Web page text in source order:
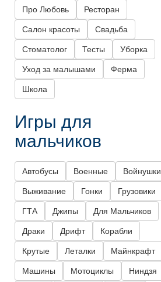
Про Любовь Ресторан
Салон красоты Свадьба
Стоматолог Тесты Уборка
Уход за малышами Ферма
Школа
Игры для
мальчиков
Автобусы Военные Войнушки
Выживание Гонки Грузовики
ГТА Джипы Для Мальчиков
Драки Дрифт Корабли
Крутые Леталки Майнкрафт
Машины Мотоциклы Ниндзя